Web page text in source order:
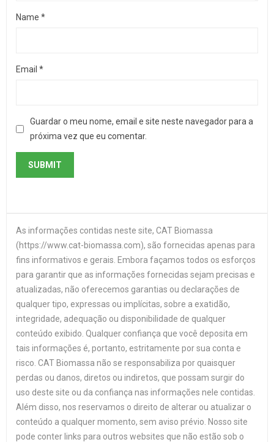
Name *
Email *
Guardar o meu nome, email e site neste navegador para a
próxima vez que eu comentar.
As informações contidas neste site, CAT Biomassa
(https://www.cat-biomassa.com), são fornecidas apenas para
fins informativos e gerais. Embora façamos todos os esforços
para garantir que as informações fornecidas sejam precisas e
atualizadas, não oferecemos garantias ou declarações de
qualquer tipo, expressas ou implícitas, sobre a exatidão,
integridade, adequação ou disponibilidade de qualquer
conteúdo exibido. Qualquer confiança que você deposita em
tais informações é, portanto, estritamente por sua conta e
risco. CAT Biomassa não se responsabiliza por quaisquer
perdas ou danos, diretos ou indiretos, que possam surgir do
uso deste site ou da confiança nas informações nele contidas.
Além disso, nos reservamos o direito de alterar ou atualizar o
conteúdo a qualquer momento, sem aviso prévio. Nosso site
pode conter links para outros websites que não estão sob o